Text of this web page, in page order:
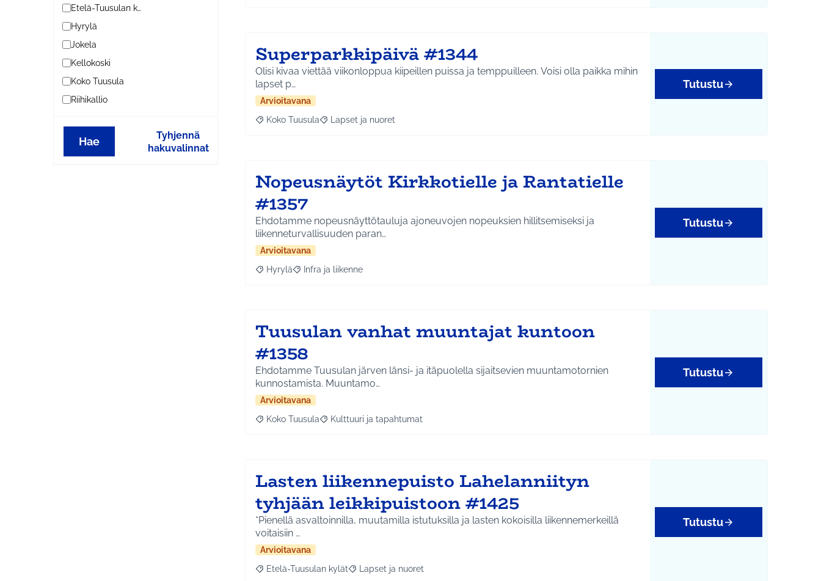
Etelä-Tuusulan kylät
Hyrylä
Jokela
Kellokoski
Koko Tuusula
Riihikallio
Hae
Tyhjennä
hakuvalinnat
Superparkkipäivä #1344
Olisi kivaa viettää viikonloppua kiipeillen puissa ja temppuilleen. Voisi olla paikka mihin
lapset p…
Arvioitavana
Rajaa tulokset aihepiirin mukaan: Koko Tuusula
Koko Tuusula Rajaa tulokset teeman mukaan: Lapset ja nuoret
Lapset ja nuoret
Tutustu
Nopeusnäytöt Kirkkotielle ja Rantatielle
#1357
Ehdotamme nopeusnäyttötauluja ajoneuvojen nopeuksien hillitsemiseksi ja
liikenneturvallisuuden paran…
Arvioitavana
Rajaa tulokset aihepiirin mukaan: Hyrylä
Hyrylä Rajaa tulokset teeman mukaan: Infra ja liikenne
Infra ja liikenne
Tutustu
Tuusulan vanhat muuntajat kuntoon
#1358
Ehdotamme Tuusulan järven länsi- ja itäpuolella sijaitsevien muuntamotornien
kunnostamista. Muuntamo…
Arvioitavana
Rajaa tulokset aihepiirin mukaan: Koko Tuusula
Koko Tuusula Rajaa tulokset teeman mukaan: Kulttuuri ja tapahtumat
Kulttuuri ja tapahtumat
Tutustu
Lasten liikennepuisto Lahelanniityn
tyhjään leikkipuistoon #1425
*Pienellä asvaltoinnilla, muutamilla istutuksilla ja lasten kokoisilla liikennemerkeillä
voitaisiin …
Arvioitavana
Rajaa tulokset aihepiirin mukaan: Etelä-Tuusulan kylät
Etelä-Tuusulan kylät Rajaa tulokset teeman mukaan: Lapset ja nuoret
Lapset ja nuoret
Tutustu